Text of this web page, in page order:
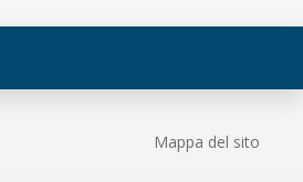
Mappa del sito